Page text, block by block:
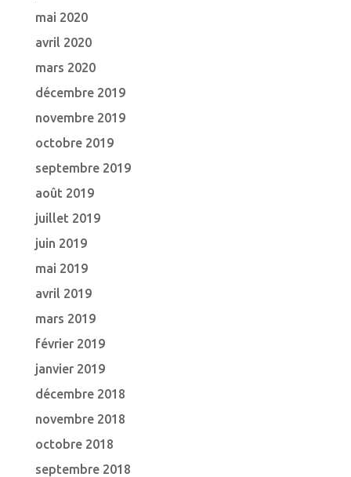
mai 2020
avril 2020
mars 2020
décembre 2019
novembre 2019
octobre 2019
septembre 2019
août 2019
juillet 2019
juin 2019
mai 2019
avril 2019
mars 2019
février 2019
janvier 2019
décembre 2018
novembre 2018
octobre 2018
septembre 2018